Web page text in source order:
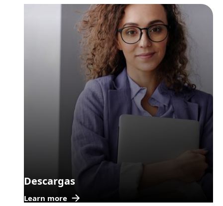
Descargas
Learn more